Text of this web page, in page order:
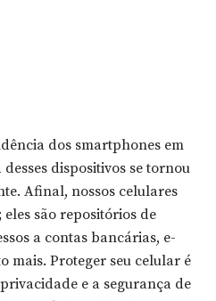
dos smartphones em
dispositivos se tornou
Afinal, nossos celulares
são repositórios de
a contas bancárias, e-
mais. Proteger seu celular é
e a segurança de